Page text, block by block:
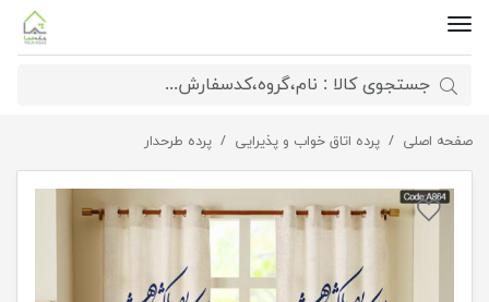
صفحه اصلی پرده اتاق خواب و پذیرایی پرده طرحدار پرده خطاطی شیک